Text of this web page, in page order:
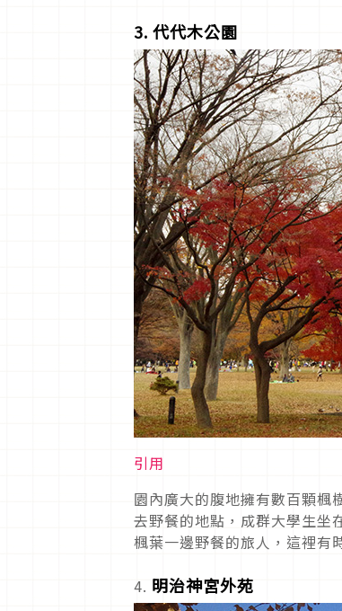
3. 代代木公園
引用
園內廣大的腹地擁有數百顆楓
去野餐的地點，成群大學生坐
楓葉一邊野餐的旅人，這裡有
4. 明治神宮外苑